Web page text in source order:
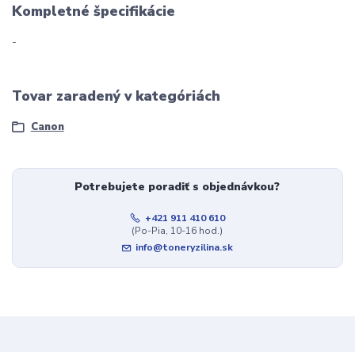
Kompletné špecifikácie
-
Tovar zaradený v kategóriách
Canon
Potrebujete poradiť s objednávkou?
+421 911 410 610
(Po-Pia, 10-16 hod.)
info@toneryzilina.sk